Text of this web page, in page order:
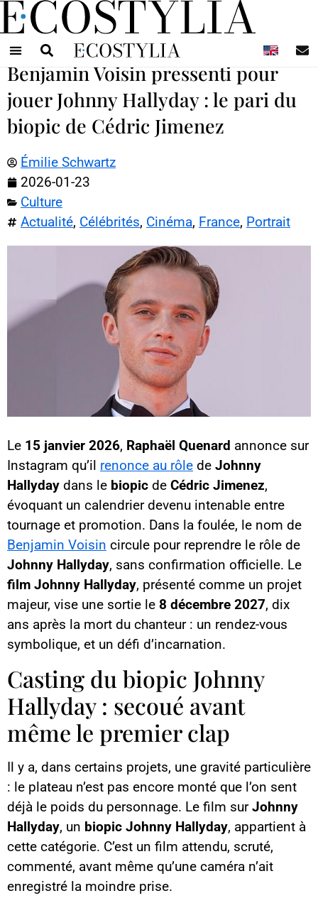
Benjamin Voisin pressenti pour
jouer Johnny Hallyday : le pari du
biopic de Cédric Jimenez
Émilie Schwartz
2026-01-23
Culture
Actualité, Célébrités, Cinéma, France, Portrait
Le 15 janvier 2026, Raphaël Quenard annonce sur
Instagram qu’il renonce au rôle de Johnny
Hallyday dans le biopic de Cédric Jimenez,
évoquant un calendrier devenu intenable entre
tournage et promotion. Dans la foulée, le nom de
Benjamin Voisin circule pour reprendre le rôle de
Johnny Hallyday, sans confirmation officielle. Le
film Johnny Hallyday, présenté comme un projet
majeur, vise une sortie le 8 décembre 2027, dix
ans après la mort du chanteur : un rendez-vous
symbolique, et un défi d’incarnation.
Casting du biopic Johnny
Hallyday : secoué avant
même le premier clap
Il y a, dans certains projets, une gravité particulière
: le plateau n’est pas encore monté que l’on sent
déjà le poids du personnage. Le film surJohnny
Hallyday, un biopic Johnny Hallyday, appartient à
cette catégorie. C’est un film attendu, scruté,
commenté, avant même qu’une caméra n’ait
enregistré la moindre prise.